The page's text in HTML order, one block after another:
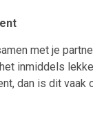
met je
inmiddels
dan is dit